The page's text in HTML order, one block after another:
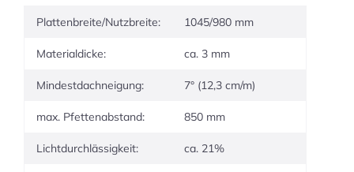
Plattenbreite/Nutzbreite: 1045/980 mm
Materialdicke: ca. 3 mm
Mindestdachneigung: 7° (12,3 cm/m)
max. Pfettenabstand: 850 mm
Lichtdurchlässigkeit: ca. 21%